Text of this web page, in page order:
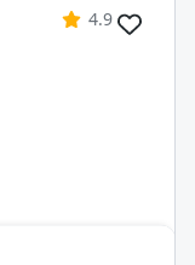
4.9